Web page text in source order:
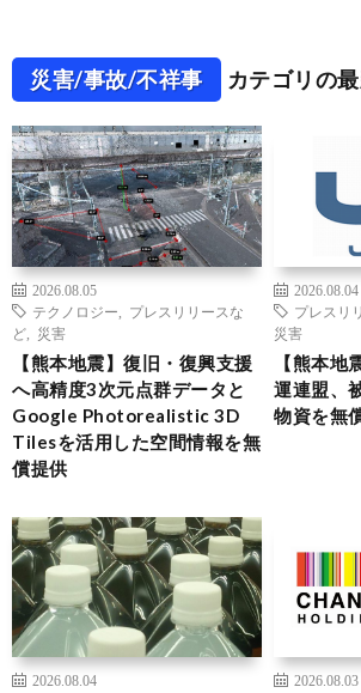
災害/事故/不祥事 カテゴリの
2026.08.05
テクノロジー
プレスリリースな
ど
災害
【熊本地震】復旧・復興支援
へ高精度3次元点群データと
Google Photorealistic 3D
Tilesを活用した空間情報を無
償提供
2026.08.04
プレスリ
災害
【熊本地
運連盟、
物資を無
2026.08.04
2026.08.03